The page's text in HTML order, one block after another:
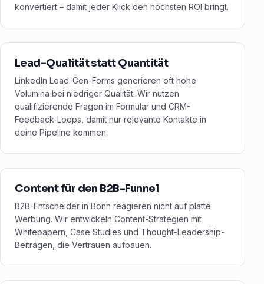
konvertiert – damit jeder Klick den höchsten ROI bringt.
Lead-Qualität statt Quantität
LinkedIn Lead-Gen-Forms generieren oft hohe
Volumina bei niedriger Qualität. Wir nutzen
qualifizierende Fragen im Formular und CRM-
Feedback-Loops, damit nur relevante Kontakte in
deine Pipeline kommen.
Content für den B2B-Funnel
B2B-Entscheider in Bonn reagieren nicht auf platte
Werbung. Wir entwickeln Content-Strategien mit
Whitepapern, Case Studies und Thought-Leadership-
Beiträgen, die Vertrauen aufbauen.